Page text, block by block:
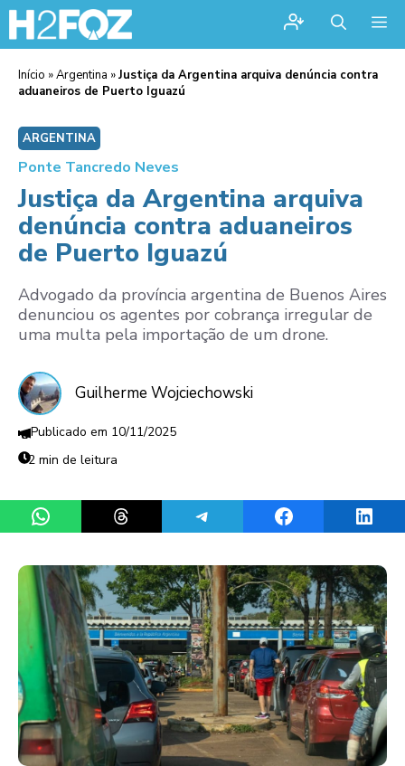
Início »Argentina »Justiça da Argentina arquiva denúncia contra
aduaneiros de Puerto Iguazú
ARGENTINA
Ponte Tancredo Neves
Justiça da Argentina arquiva
denúncia contra aduaneiros
de Puerto Iguazú
Advogado da província argentina de Buenos Aires
denunciou os agentes por cobrança irregular de
uma multa pela importação de um drone.
Guilherme Wojciechowski
10/11/2025
2 min de leitura
Share on WhatsAppShare on ThreadsShare on TelegramShare on Facebook